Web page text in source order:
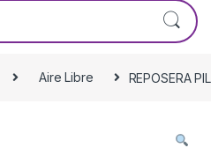
Aire Libre REPOSERA